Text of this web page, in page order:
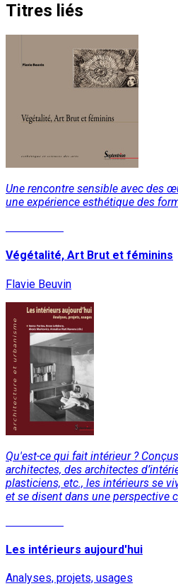
Titres liés
Une rencontre sensible avec des
une expérience esthétique des
Végétalité, Art Brut et féminins
Flavie Beuvin
Qu'est-ce qui fait intérieur ?
architectes, des architectes
plasticiens, etc., les intérieurs se
et se disent dans une perspective
Les intérieurs aujourd'hui
Analyses, projets, usages